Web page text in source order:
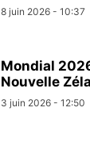
8 juin 2026 - 10:37
Mondial
Nouvelle
3 juin 2026 - 12:50